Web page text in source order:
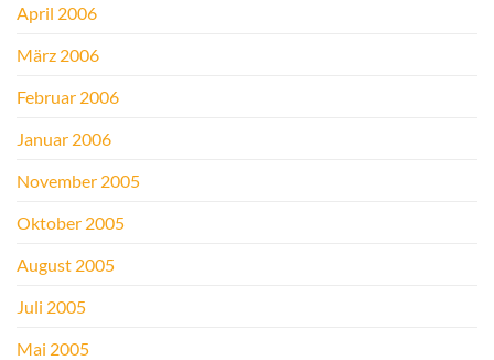
April 2006
März 2006
Februar 2006
Januar 2006
November 2005
Oktober 2005
August 2005
Juli 2005
Mai 2005